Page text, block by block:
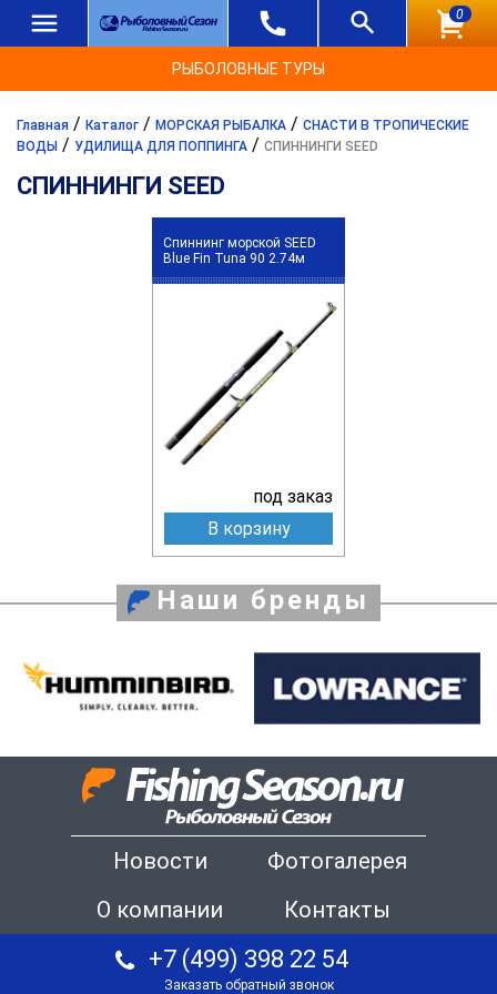
0
РЫБОЛОВНЫЕ ТУРЫ
Главная / Каталог / МОРСКАЯ РЫБАЛКА / СНАСТИ В ТРОПИЧЕСКИЕ
ВОДЫ / УДИЛИЩА ДЛЯ ПОППИНГА / СПИННИНГИ SEED
СПИННИНГИ SEED
Спиннинг морской SEED
Blue Fin Tuna 90 2.74м
под заказ
В корзину
Наши бренды
Новости
Фотогалерея
О компании
Контакты
+7 (499) 398 22 54
Заказать обратный звонок